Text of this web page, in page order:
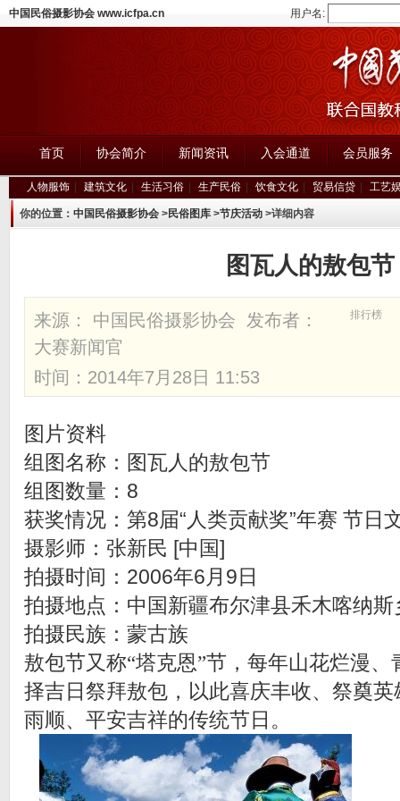
中国民俗摄影协会 www.icfpa.cn 用户名:
首页 协会简介 新闻资讯 入会通道 会员服务
人物服饰 建筑文化 生活习俗 生产民俗 饮食文化 贸易信贷 工艺
你的位置： 中国民俗摄影协会 >民俗图库 >节庆活动 >详细内容
图瓦人的敖包节
排行榜
来源： 中国民俗摄影协会 发布者：
大赛新闻官
时间：2014年7月28日 11:53
图片资料
组图名称：图瓦人的敖包节
组图数量：8
获奖情况：第8届“人类贡献奖”年赛 节日
摄影师： 张新民 [中国]
拍摄时间： 2006年6月 9日
拍摄地点： 中国新疆布尔津县禾木喀纳斯
拍摄民族： 蒙古族
敖包节又称“塔克恩”节，每年山花烂漫
择吉日祭拜敖包，以此喜庆丰收、祭奠
雨顺、平安吉祥的传统节日。